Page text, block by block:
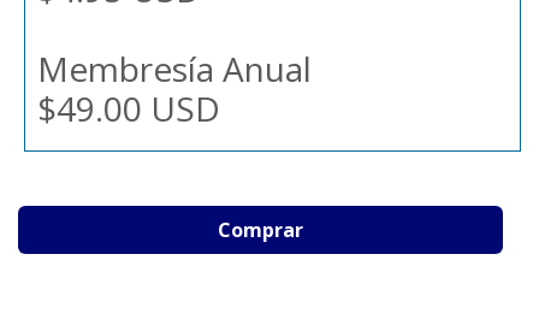
Membresía Anual
$49.00 USD
Comprar